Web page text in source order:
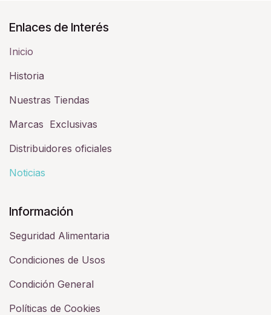
Enlaces de Interés
Inicio
Historia​
Nuestras Tiendas
Marcas Exclusivas
Distribuidores oficiales
Noticias
Información
Seguridad Alimentaria
Condiciones de Usos
Condición General
Políticas de Cookies